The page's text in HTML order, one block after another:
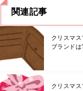
関連記事
クリスマ
ブランドは
クリスマ